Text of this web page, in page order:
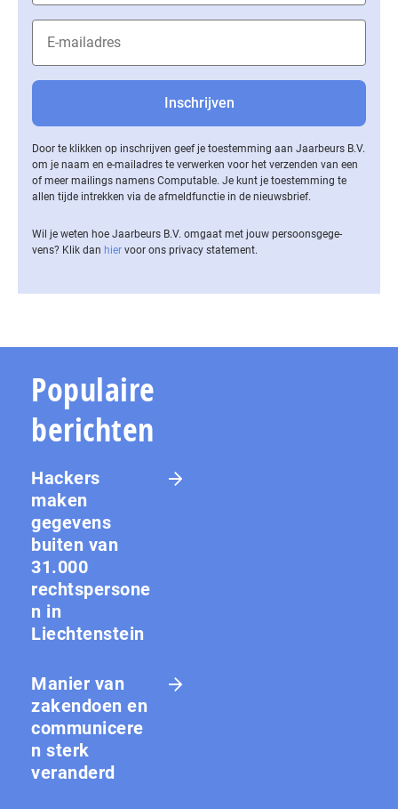
Door te klikken op inschrijven geef je toestemming aan Jaarbeurs B.V.
om je naam en e-mailadres te verwerken voor het verzenden van een
of meer mailings namens Computable. Je kunt je toestemming te
allen tijde intrekken via de af­meld­func­tie in de nieuwsbrief.
Wil je weten hoe Jaarbeurs B.V. omgaat met jouw per­soons­ge­ge­
vens? Klik dan hier voor ons privacy statement.
Populaire
berichten
Hackers
maken
gegevens
buiten van
31.000
rechtspersone
n in
Liechtenstein
Manier van
zakendoen en
communicere
n sterk
veranderd